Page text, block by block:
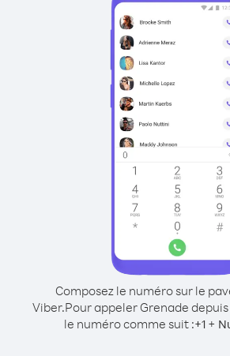
Composez le numéro sur le
Viber.Pour appeler Grenade
le numéro comme suit :+1+